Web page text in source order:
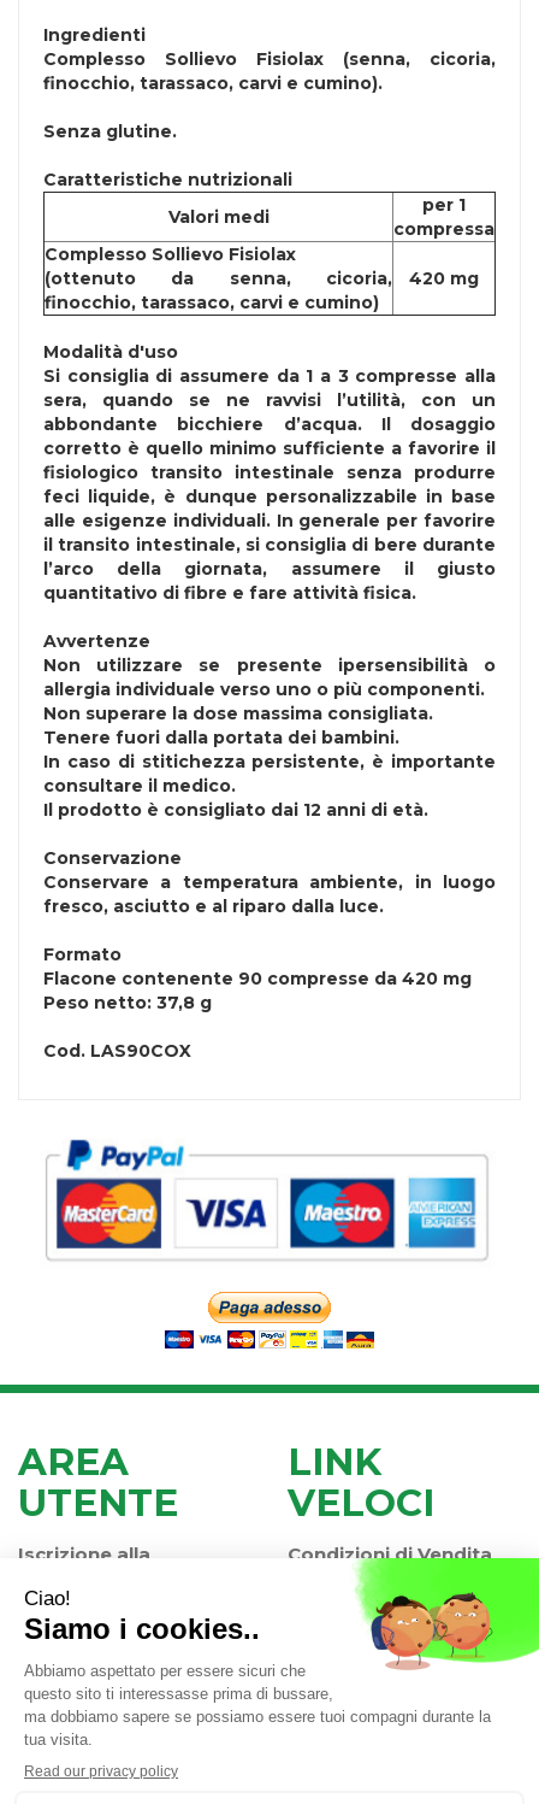
Ingredienti
Complesso Sollievo Fisiolax (senna, cicoria,
finocchio, tarassaco, carvi e cumino).
Senza glutine.
Caratteristiche nutrizionali
Valori medi
per 1
compressa
Complesso Sollievo Fisiolax
(ottenuto da senna, cicoria,
finocchio, tarassaco, carvi e cumino)
420 mg
Modalità d'uso
Si consiglia di assumere da 1 a 3 compresse alla
sera, quando se ne ravvisi l’utilità, con un
abbondante bicchiere d’acqua. Il dosaggio
corretto è quello minimo sufficiente a favorire il
fisiologico transito intestinale senza produrre
feci liquide, è dunque personalizzabile in base
alle esigenze individuali. In generale per favorire
il transito intestinale, si consiglia di bere durante
l’arco della giornata, assumere il giusto
quantitativo di fibre e fare attività fisica.
Avvertenze
Non utilizzare se presente ipersensibilità o
allergia individuale verso uno o più componenti.
Non superare la dose massima consigliata.
Tenere fuori dalla portata dei bambini.
In caso di stitichezza persistente, è importante
consultare il medico.
Il prodotto è consigliato dai 12 anni di età.
Conservazione
Conservare a temperatura ambiente, in luogo
fresco, asciutto e al riparo dalla luce.
Formato
Flacone contenente 90 compresse da 420 mg
Peso netto: 37,8 g
Cod. LAS90COX
AREA
UTENTE
Iscrizione alla
Newsletter
Contatti
Informativa Privacy
LINK
VELOCI
Condizioni di Vendita
Modalità di Pagamento
Modalità di Spedizione
e Ritiro